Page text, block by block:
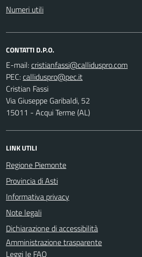
Numeri utili
CONTATTI D.P.O.
E-mail:
PEC:
Cristian Fassi
Via Giuseppe Garibaldi, 52
15011 - Acqui Terme (AL)
LINK UTILI
Regione Piemonte
Provincia di Asti
Informativa privacy
Note legali
Dichiarazione di accessibilità
Amministrazione trasparente
Leggi le FAQ